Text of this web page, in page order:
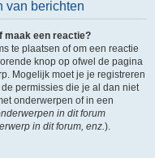
van berichten
maak een reactie?
te plaatsen of om een reactie
knop op ofwel de pagina
Mogelijk moet je je registreren
permissies die je al dan niet
onderwerpen of in een
in dit forum
in dit forum, enz.).